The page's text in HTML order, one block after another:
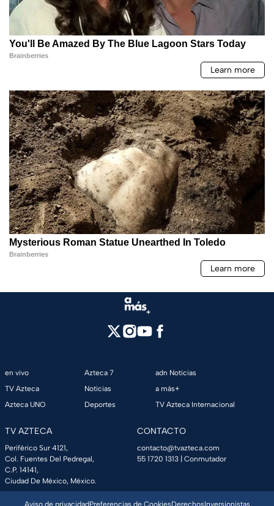
en vivo
TV Azteca
Azteca UNO
Azteca 7
Noticias
Deportes
adn Noticias
a más+
TV Azteca Internacional
TV AZTECA
Periférico Sur 4121,
Col. Fuentes Del Pedregal,
C.P. 14141,
Ciudad De México, México.
CONTACTO
contacto@tvazteca.com
55 1720 1313 | Conmutador
Aviso de privacidadPreferencias de CookiesDerechosInversionistas